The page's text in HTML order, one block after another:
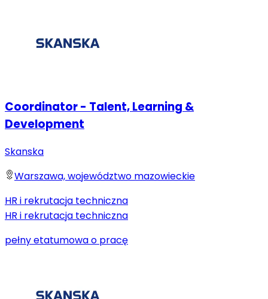
Coordinator - Talent, Learning &
Development
Skanska
Warszawa, województwo mazowieckie
HR i rekrutacja techniczna
HR i rekrutacja techniczna
pełny etatumowa o pracę